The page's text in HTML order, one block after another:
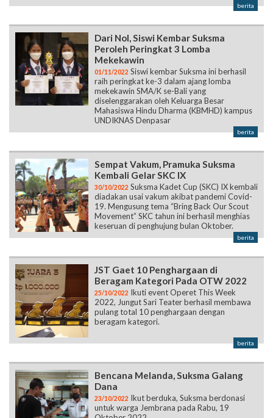
berita
Dari Nol, Siswi Kembar Suksma
Peroleh Peringkat 3 Lomba
Mekekawin
01/11/2022 Siswi kembar Suksma ini berhasil
raih peringkat ke-3 dalam ajang lomba
mekekawin SMA/K se-Bali yang
diselenggarakan oleh Keluarga Besar
Mahasiswa Hindu Dharma (KBMHD) kampus
UNDIKNAS Denpasar
berita
Sempat Vakum, Pramuka Suksma
Kembali Gelar SKC IX
30/10/2022 Suksma Kadet Cup (SKC) IX kembali
diadakan usai vakum akibat pandemi Covid-
19. Mengusung tema “Bring Back Our Scout
Movement” SKC tahun ini berhasil menghias
keseruan di penghujung bulan Oktober.
berita
JST Gaet 10 Penghargaan di
Beragam Kategori Pada OTW 2022
25/10/2022 Ikuti event Operet This Week
2022, Jungut Sari Teater berhasil membawa
pulang total 10 penghargaan dengan
beragam kategori.
berita
Bencana Melanda, Suksma Galang
Dana
23/10/2022 Ikut berduka, Suksma berdonasi
untuk warga Jembrana pada Rabu, 19